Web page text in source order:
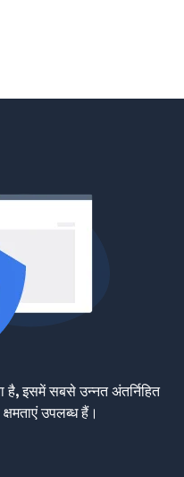
है, इसमें सबसे उन्नत अंतर्निहित
उपलब्ध हैं।